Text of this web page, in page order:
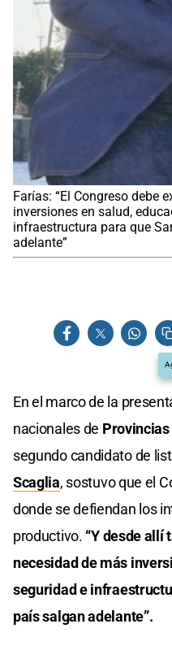
Farías: “El Congreso debe
inversiones en salud,
infraestructura para que
adelante”
En el marco de la
nacionales de
segundo candidato de
Scaglia, sostuvo que el
donde se defiendan los
productivo. “Y desde allí
necesidad de más
seguridad e
país salgan adelante”.